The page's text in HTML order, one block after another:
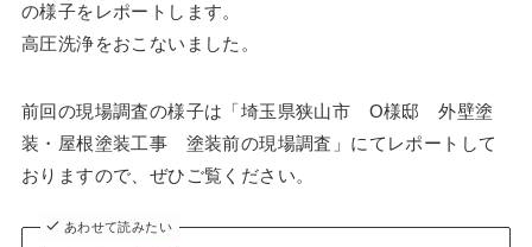
の様子をレポートします。
高圧洗浄をおこないました。
前回の現場調査の様子は「埼玉県狭山市 O様邸 外壁塗
装・屋根塗装工事 塗装前の現場調査」にてレポートして
おりますので、ぜひご覧ください。
あわせて読みたい